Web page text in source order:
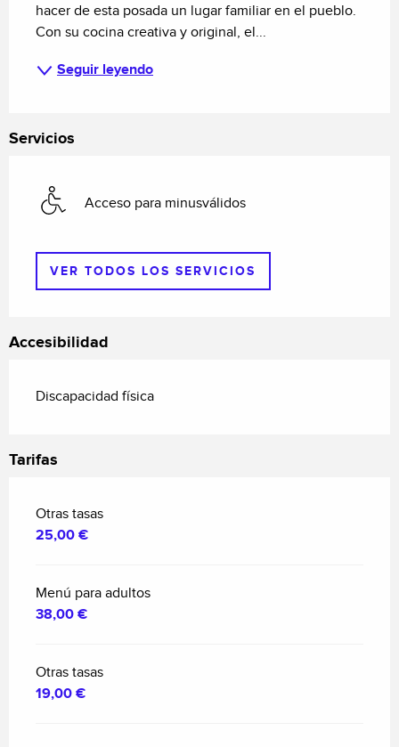
hacer de esta posada un lugar familiar en el pueblo.
Con su cocina creativa y original, el...
Seguir leyendo
Servicios
Acceso para minusválidos
VER TODOS LOS SERVICIOS
Accesibilidad
Discapacidad física
Tarifas
Otras tasas
25,00 €
Menú para adultos
38,00 €
Otras tasas
19,00 €